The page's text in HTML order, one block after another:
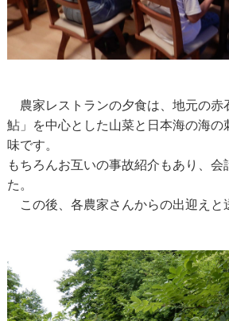
農家レストランの夕食は、地元の赤
鮎」を中心とした山菜と日本海の海の
味です。
もちろんお互いの事故紹介もあり、会
た。
この後、各農家さんからの出迎えと